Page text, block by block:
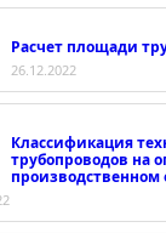
Расчет площади
26.12.2022
Классификация
трубопроводов на
производственном